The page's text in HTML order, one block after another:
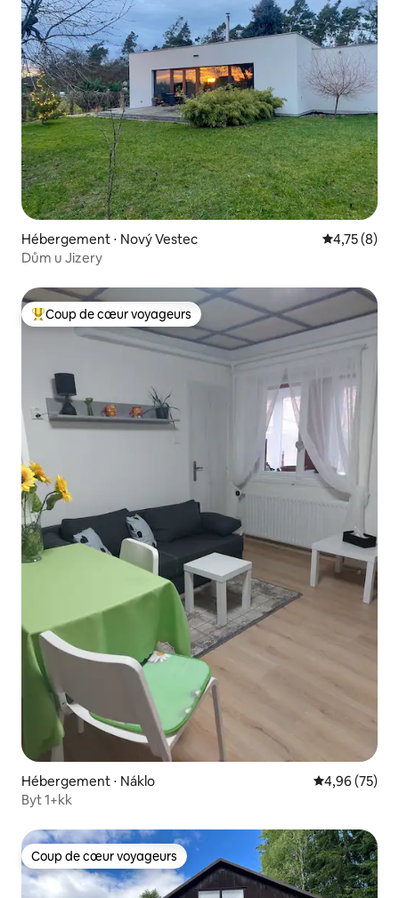
Hébergement ⋅ Nový Vestec Évaluation
4,75 (8)
Dům u Jizery
Coups de cœur voyageurs les plus appréciés
Coup de cœur voyageurs
Hébergement ⋅ Náklo Évaluation
4,96 (75)
Byt 1+kk
Coup de cœur voyageurs
Coup de cœur voyageurs